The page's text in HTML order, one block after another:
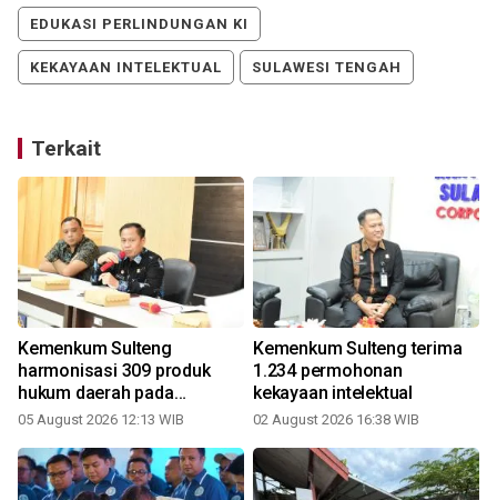
EDUKASI PERLINDUNGAN KI
KEKAYAAN INTELEKTUAL SULAWESI TENGAH
Terkait
Kemenkum Sulteng
harmonisasi 309 produk
hukum daerah pada
semester I
05 August 2026 12:13 WIB
Kemenkum Sulteng terima
1.234 permohonan
kekayaan intelektual
02 August 2026 16:38 WIB